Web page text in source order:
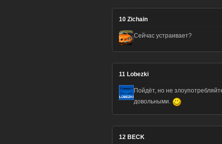
10 Zichain
Сейчас устраивает?
11 Lobezki
Пойдёт, но не
довольными.
12 BECK